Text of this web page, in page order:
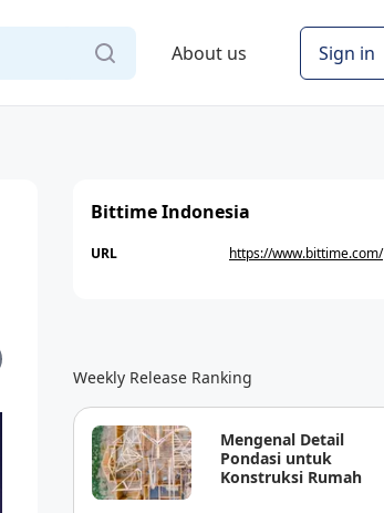
About us Sign in
Bittime Indonesia
URL https://www.bittime.com/
Weekly Release Ranking
Mengenal Detail
Pondasi untuk
Konstruksi Rumah